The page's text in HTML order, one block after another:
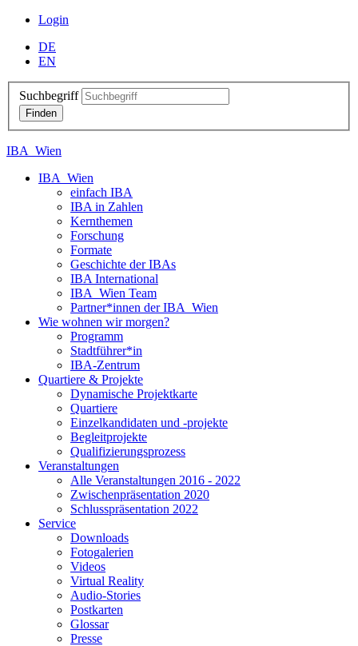
Login
DE
EN
Suchbegriff
IBA_Wien
IBA_Wien
einfach IBA
IBA in Zahlen
Kernthemen
Forschung
Formate
Geschichte der IBAs
IBA International
IBA_Wien Team
Partner*innen der IBA_Wien
Wie wohnen wir morgen?
Programm
Stadtführer*in
IBA-Zentrum
Quartiere & Projekte
Dynamische Projektkarte
Quartiere
Einzelkandidaten und -projekte
Begleitprojekte
Qualifizierungsprozess
Veranstaltungen
Alle Veranstaltungen 2016 - 2022
Zwischenpräsentation 2020
Schlusspräsentation 2022
Service
Downloads
Fotogalerien
Videos
Virtual Reality
Audio-Stories
Postkarten
Glossar
Presse